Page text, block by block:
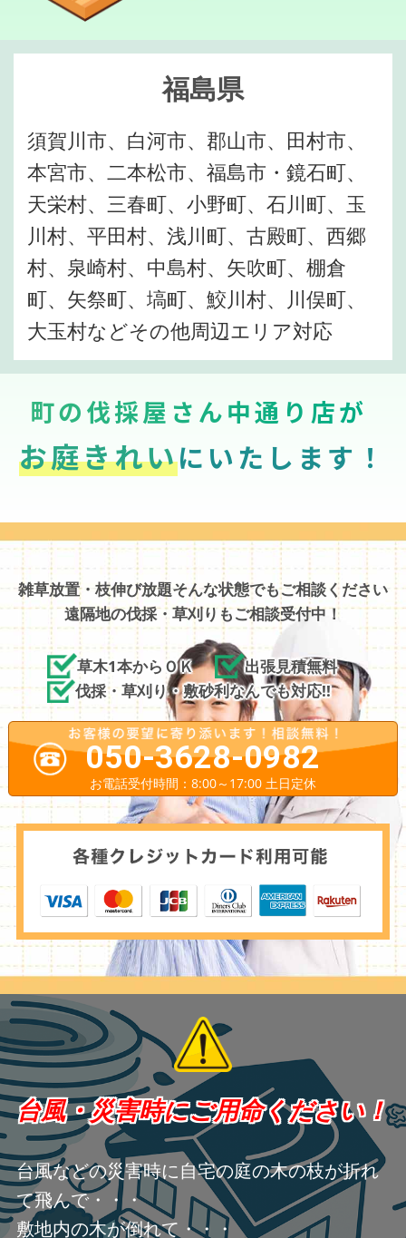
福島県
須賀川市、白河市、郡山市、田村市、
本宮市、二本松市、福島市・鏡石町、
天栄村、三春町、小野町、石川町、玉
川村、平田村、浅川町、古殿町、西郷
村、泉崎村、中島村、矢吹町、棚倉
町、矢祭町、塙町、鮫川村、川俣町、
大玉村などその他周辺エリア対応
町の伐採屋さん中通り店が
お庭きれいにいたします！
雑草放置・枝伸び放題そんな状態でもご相談ください
遠隔地の伐採・草刈りもご相談受付中！
草木1本からＯＫ
出張見積無料
伐採・草刈り・敷砂利なんでも対応!!
050-3628-0982
お電話受付時間：8:00～17:00 土日定休
台風・災害時にご用命ください！
台風などの災害時に自宅の庭の木の枝が折れ
て飛んで・・・
敷地内の木が倒れて・・・